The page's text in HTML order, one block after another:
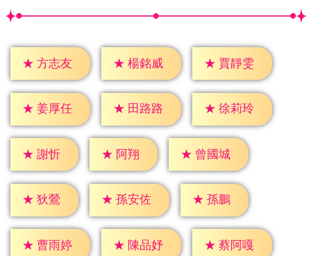
★ 方志友 ★ 楊銘威 ★ 賈靜雯
★ 姜厚任 ★ 田路路 ★ 徐莉玲
★ 謝忻 ★ 阿翔 ★ 曾國城
★ 狄鶯 ★ 孫安佐 ★ 孫鵬
★ 曹雨婷 ★ 陳品妤 ★ 蔡阿嘎